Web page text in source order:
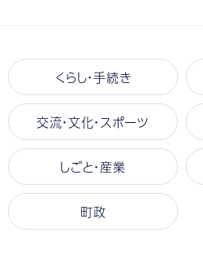
くらし・手続き
交流・文化・スポーツ
しごと・産業
町政